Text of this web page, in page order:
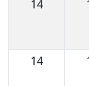
14
14